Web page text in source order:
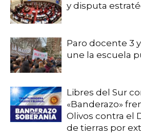
y disputa
Paro docente 3
une la escuela
Libres del Sur
«Banderazo»
Olivos contra el
de tierras por